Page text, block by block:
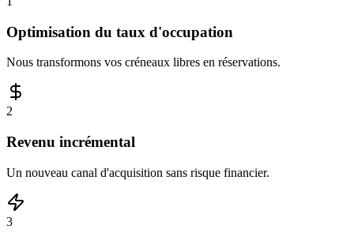
Optimisation du taux d'occupation
Nous transformons vos créneaux libres en réservations.
2
Revenu incrémental
Un nouveau canal d'acquisition sans risque financier.
3